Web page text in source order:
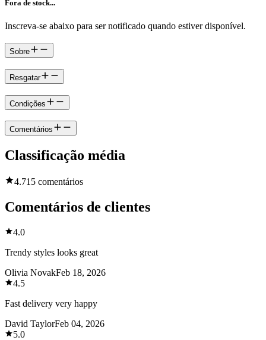
Fora de stock...
Inscreva-se abaixo para ser notificado quando estiver disponível.
Sobre
Resgatar
Condições
Comentários
Classificação média
4.715 comentários
Comentários de clientes
4.0
Trendy styles looks great
Olivia NovakFeb 18, 2026
4.5
Fast delivery very happy
David TaylorFeb 04, 2026
5.0